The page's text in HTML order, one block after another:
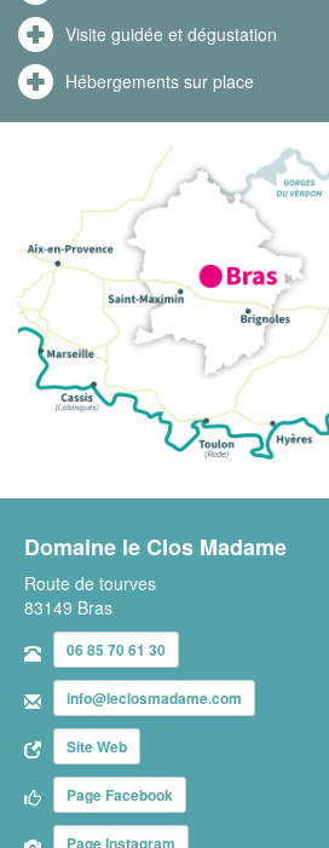
Visite guidée et dégustation
Hébergements sur place
Domaine le Clos Madame
Route de tourves
83149 Bras
06 85 70 61 30
info@leclosmadame.com
Site Web
Page Facebook
Page Instagram